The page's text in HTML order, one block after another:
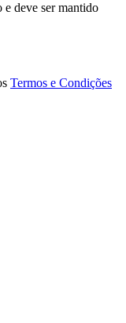
e deve ser mantido
Termos e Condições